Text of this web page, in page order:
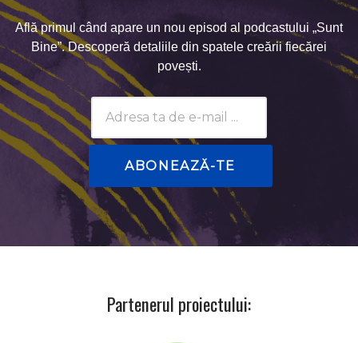
Află primul când apare un nou episod al podcastului „Sunt
Bine”. Descoperă detaliile din spatele creării fiecărei
povești.
Subscribtion
Email
Partenerul proiectului: